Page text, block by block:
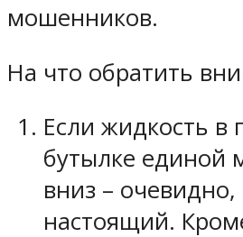
мошенников.
На что обратить
Если жидкость в
бутылке единой
вниз – очевидно,
настоящий.